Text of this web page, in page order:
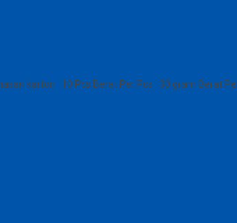
karton : 10 Pcs Berat Per Pcs : 30 gram Berat